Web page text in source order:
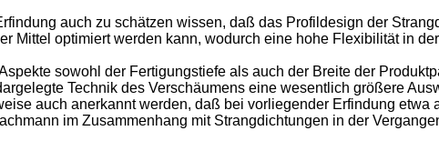
auch zu schätzen wissen, daß das Profildesign der
Mittel optimiert werden kann, wodurch eine hohe Flexibilität in
sowohl der Fertigungstiefe als auch der Breite der
Technik des Verschäumens eine wesentlich größere
auch anerkannt werden, daß bei vorliegender Erfindung etwa
im Zusammenhang mit Strangdichtungen in der